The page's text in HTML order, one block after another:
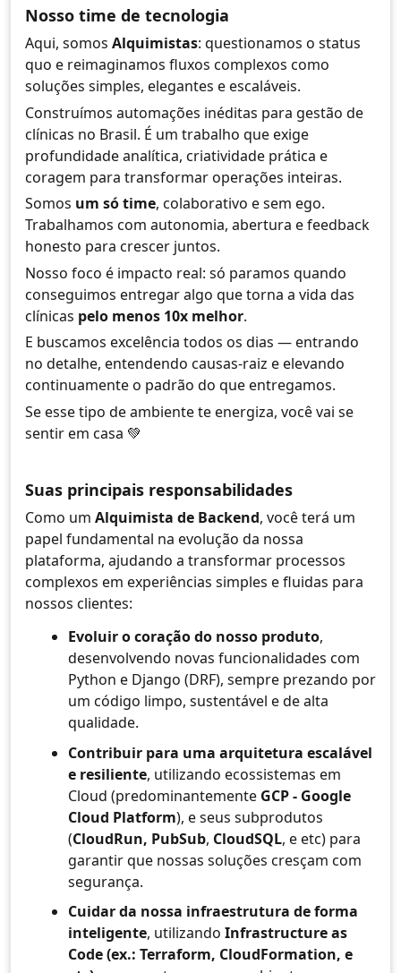
Nosso time de tecnologia
Aqui, somos Alquimistas: questionamos o status
quo e reimaginamos fluxos complexos como
soluções simples, elegantes e escaláveis.
Construímos automações inéditas para gestão de
clínicas no Brasil. É um trabalho que exige
profundidade analítica, criatividade prática e
coragem para transformar operações inteiras.
Somos um só time, colaborativo e sem ego.
Trabalhamos com autonomia, abertura e feedback
honesto para crescer juntos.
Nosso foco é impacto real: só paramos quando
conseguimos entregar algo que torna a vida das
clínicas pelo menos 10x melhor.
E buscamos excelência todos os dias — entrando
no detalhe, entendendo causas-raiz e elevando
continuamente o padrão do que entregamos.
Se esse tipo de ambiente te energiza, você vai se
sentir em casa 💚
Suas principais responsabilidades
Como um Alquimista de Backend, você terá um
papel fundamental na evolução da nossa
plataforma, ajudando a transformar processos
complexos em experiências simples e fluidas para
nossos clientes:
Evoluir o coração do nosso produto,
desenvolvendo novas funcionalidades com
Python e Django (DRF), sempre prezando por
um código limpo, sustentável e de alta
qualidade.
Contribuir para uma arquitetura escalável
e resiliente, utilizando ecossistemas em
Cloud (predominantemente GCP - Google
Cloud Platform), e seus subprodutos
(CloudRun, PubSub, CloudSQL, e etc) para
garantir que nossas soluções cresçam com
segurança.
Cuidar da nossa infraestrutura de forma
inteligente, utilizando Infrastructure as
Code (ex.: Terraform, CloudFormation, e